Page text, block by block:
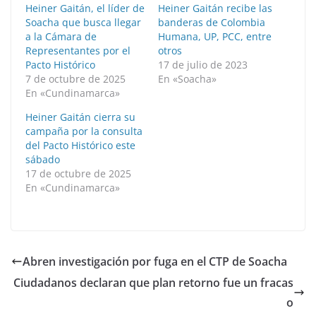
Heiner Gaitán, el líder de
Soacha que busca llegar
a la Cámara de
Representantes por el
Pacto Histórico
7 de octubre de 2025
En «Cundinamarca»
Heiner Gaitán recibe las
banderas de Colombia
Humana, UP, PCC, entre
otros
17 de julio de 2023
En «Soacha»
Heiner Gaitán cierra su
campaña por la consulta
del Pacto Histórico este
sábado
17 de octubre de 2025
En «Cundinamarca»
Abren investigación por fuga en el CTP de Soacha
Ciudadanos declaran que plan retorno fue un fracas
o